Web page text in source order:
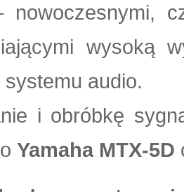
nowoczesnymi,
wysoką
systemu audio.
i obróbkę
Yamaha MTX-5D